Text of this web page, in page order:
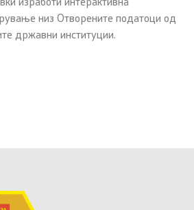
изработи интерактивна
низ Отворените податоци од
државни институции.